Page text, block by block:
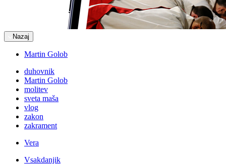
Nazaj
Martin Golob
duhovnik
Martin Golob
molitev
sveta maša
vlog
zakon
zakrament
Vera
Vsakdanjik